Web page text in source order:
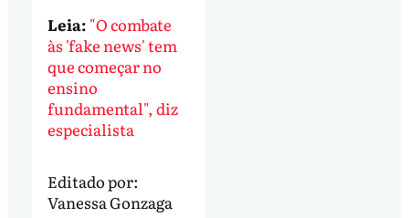
Leia: "O combate
às 'fake news' tem
que começar no
ensino
fundamental", diz
especialista
Editado por:
Vanessa Gonzaga